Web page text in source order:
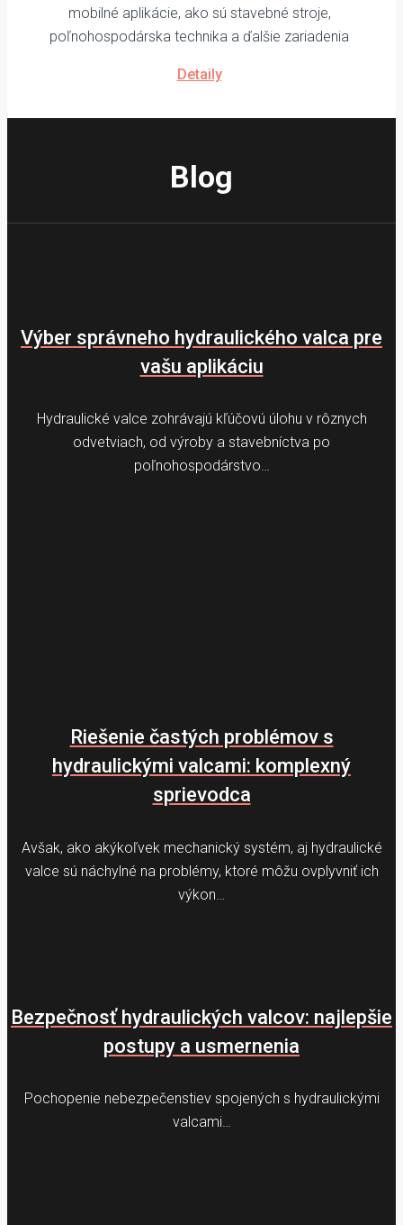
mobilné aplikácie, ako sú stavebné stroje,
poľnohospodárska technika a ďalšie zariadenia
Detaily
Blog
Výber správneho hydraulického valca pre
vašu aplikáciu
Hydraulické valce zohrávajú kľúčovú úlohu v rôznych
odvetviach, od výroby a stavebníctva po
poľnohospodárstvo…
Riešenie častých problémov s
hydraulickými valcami: komplexný
sprievodca
Avšak, ako akýkoľvek mechanický systém, aj hydraulické
valce sú náchylné na problémy, ktoré môžu ovplyvniť ich
výkon…
Bezpečnosť hydraulických valcov: najlepšie
postupy a usmernenia
Pochopenie nebezpečenstiev spojených s hydraulickými
valcami…